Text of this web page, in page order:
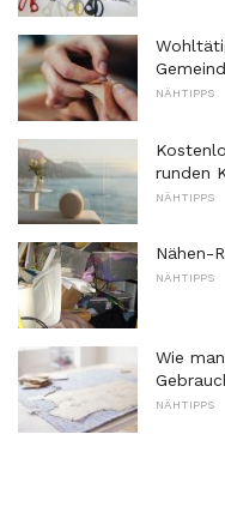
NÄHTIPPS
runden
NÄHTIPPS
Nähen-
NÄHTIPPS
Wie
NÄHTIPPS